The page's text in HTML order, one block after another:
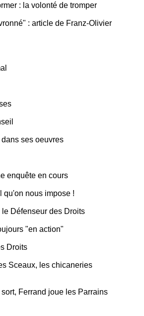
: la volonté de tromper
: article de Franz-Olivier
ses oeuvres
enquête en cours
qu'on nous impose !
Défenseur des Droits
"en action"
Droits
Sceaux, les chicaneries
Ferrand joue les Parrains